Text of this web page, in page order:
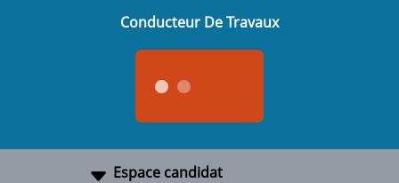
Conducteur De Travaux
Espace candidat